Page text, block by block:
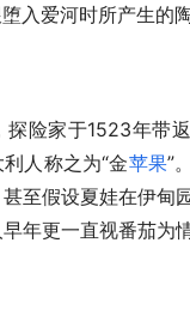
入爱河时所产生的陶
险家于1523年带返
人称之为“金苹果”
至假设夏娃在伊甸
年更一直视番茄为